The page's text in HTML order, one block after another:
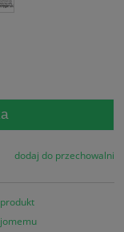
dodaj do przechowalni